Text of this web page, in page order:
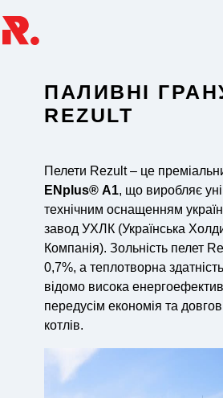
ПАЛИВНІ
REZULT
Пелети Rezult – це
ENplus® A1, що виробляє
технічним оснащенням
завод УХЛК (Українська
Компанія). Зольність пелет
0,7%, а теплотворна
відомо висока
передусім економія та
котлів.